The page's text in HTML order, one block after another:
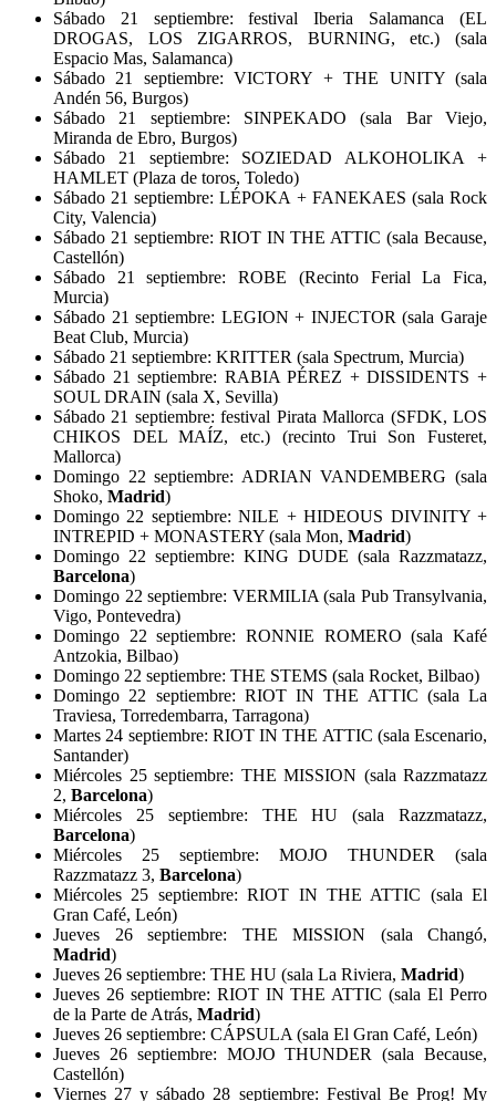
Sábado 21 septiembre: festival Iberia Salamanca (EL
DROGAS, LOS ZIGARROS, BURNING, etc.) (sala
Espacio Mas, Salamanca)
Sábado 21 septiembre: VICTORY + THE UNITY (sala
Andén 56, Burgos)
Sábado 21 septiembre: SINPEKADO (sala Bar Viejo,
Miranda de Ebro, Burgos)
Sábado 21 septiembre: SOZIEDAD ALKOHOLIKA +
HAMLET (Plaza de toros, Toledo)
Sábado 21 septiembre: LÉPOKA + FANEKAES (sala Rock
City, Valencia)
Sábado 21 septiembre: RIOT IN THE ATTIC (sala Because,
Castellón)
Sábado 21 septiembre: ROBE (Recinto Ferial La Fica,
Murcia)
Sábado 21 septiembre: LEGION + INJECTOR (sala Garaje
Beat Club, Murcia)
Sábado 21 septiembre: KRITTER (sala Spectrum, Murcia)
Sábado 21 septiembre: RABIA PÉREZ + DISSIDENTS +
SOUL DRAIN (sala X, Sevilla)
Sábado 21 septiembre: festival Pirata Mallorca (SFDK, LOS
CHIKOS DEL MAÍZ, etc.) (recinto Trui Son Fusteret,
Mallorca)
Domingo 22 septiembre: ADRIAN VANDEMBERG (sala
Shoko, Madrid)
Domingo 22 septiembre: NILE + HIDEOUS DIVINITY +
INTREPID + MONASTERY (sala Mon, Madrid)
Domingo 22 septiembre: KING DUDE (sala Razzmatazz,
Barcelona)
Domingo 22 septiembre: VERMILIA (sala Pub Transylvania,
Vigo, Pontevedra)
Domingo 22 septiembre: RONNIE ROMERO (sala Kafé
Antzokia, Bilbao)
Domingo 22 septiembre: THE STEMS (sala Rocket, Bilbao)
Domingo 22 septiembre: RIOT IN THE ATTIC (sala La
Traviesa, Torredembarra, Tarragona)
Martes 24 septiembre: RIOT IN THE ATTIC (sala Escenario,
Santander)
Miércoles 25 septiembre: THE MISSION (sala Razzmatazz
2, Barcelona)
Miércoles 25 septiembre: THE HU (sala Razzmatazz,
Barcelona)
Miércoles 25 septiembre: MOJO THUNDER (sala
Razzmatazz 3, Barcelona)
Miércoles 25 septiembre: RIOT IN THE ATTIC (sala El
Gran Café, León)
Jueves 26 septiembre: THE MISSION (sala Changó,
Madrid)
Jueves 26 septiembre: THE HU (sala La Riviera, Madrid)
Jueves 26 septiembre: RIOT IN THE ATTIC (sala El Perro
de la Parte de Atrás, Madrid)
Jueves 26 septiembre: CÁPSULA (sala El Gran Café, León)
Jueves 26 septiembre: MOJO THUNDER (sala Because,
Castellón)
Viernes 27 y sábado 28 septiembre: Festival Be Prog! My